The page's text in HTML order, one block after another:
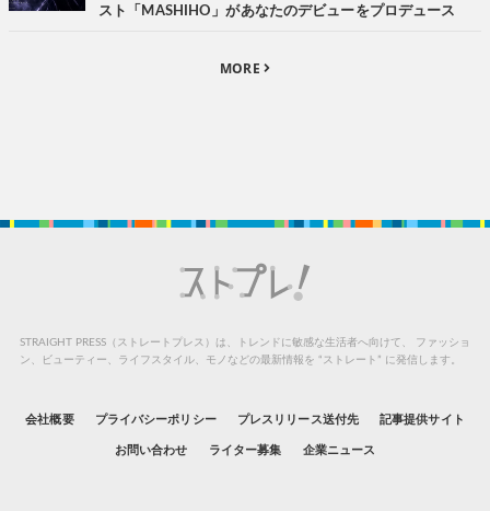
スト「MASHIHO」があなたのデビューをプロデュース
MORE
STRAIGHT PRESS（ストレートプレス）は、トレンドに敏感な生活者へ向けて、
ファッショ
ン、ビューティー、ライフスタイル、モノなどの最新情報を “ストレート” に発信します。
会社概要 プライバシーポリシー プレスリリース送付先 記事提供サイト
お問い合わせ ライター募集 企業ニュース